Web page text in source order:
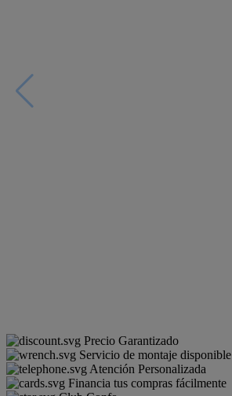
Precio Garantizado
Servicio de montaje disponible
Atención Personalizada
Financia tus compras fácilmente